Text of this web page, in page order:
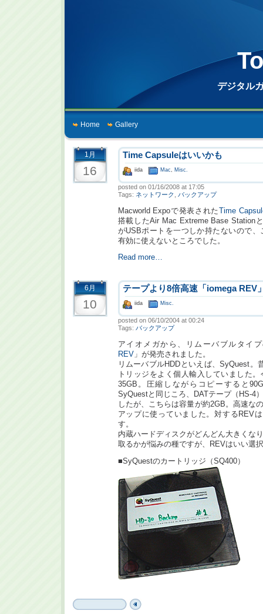
デジタル
Home Gallery
1月
16
Time Capsuleはいいかも
iida Mac, Misc.
posted on 01/16/2008 at 17:05
Tags: ネットワーク バックアップ
Macworld Expoで発表された
Time
搭載したAir Mac Extreme Base Station
がUSBポートを一つしか持たないので
有効に使えないところでした。
Read more…
6月
10
テープより8倍高速「iomega REV
iida Misc.
posted on 06/10/2004 at 00:24
Tags: バックアップ
アイオメガから、リムーバブルタイ
REV 」が発売されました。
リムーバブルHDDといえば、SyQuest。
トリッジをよく個人輸入していました
35GB。圧縮しながらコピーすると
SyQuestと同じころ、DATテープ（HS-4
したが、こちらは容量が約2GB。高速な
アップに使っていました。対するREV
す。
内蔵ハードディスクがどんどん大きくな
取るかが悩みの種ですが、REVはいい選
■SyQuestのカートリッジ（SQ400）